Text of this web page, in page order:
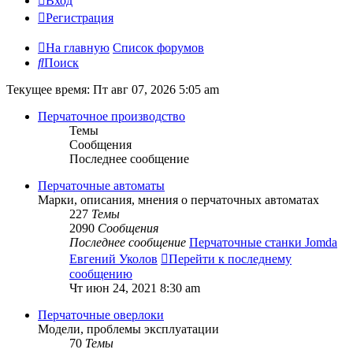
Регистрация
На главную Список форумов
Поиск
Текущее время: Пт авг 07, 2026 5:05 am
Перчаточное производство
Темы
Сообщения
Последнее сообщение
Перчаточные автоматы
Марки, описания, мнения о перчаточных автоматах
227 Темы
2090 Сообщения
Последнее сообщение Перчаточные станки Jomda
Евгений Уколов
Перейти к последнему
сообщению
Чт июн 24, 2021 8:30 am
Перчаточные оверлоки
Модели, проблемы эксплуатации
70 Темы